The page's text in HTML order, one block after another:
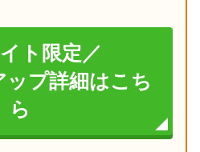
ト限定／
ップ詳細はこち
ら